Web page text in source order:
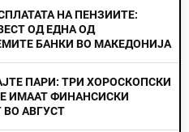
НА ПЕНЗИИТЕ:
ОД ЕДНА ОД
БАНКИ ВО МАКЕДОНИЈА
ПАРИ: ТРИ ХОРОСКОПСКИ
ИМААТ ФИНАНСИСКИ
ВО АВГУСТ